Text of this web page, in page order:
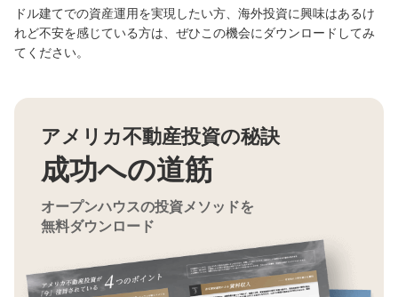
ドル建てでの資産運用を実現したい方、海外投資に興味はあるけ
れど不安を感じている方は、ぜひこの機会にダウンロードしてみ
てください。
アメリカ不動産投資の秘訣
成功への道筋
オープンハウスの投資メソッドを
無料ダウンロード